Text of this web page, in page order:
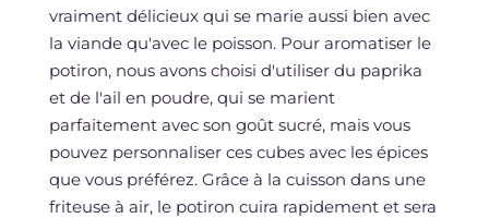
vraiment délicieux qui se marie aussi bien avec
la viande qu'avec le poisson. Pour aromatiser le
potiron, nous avons choisi d'utiliser du paprika
et de l'ail en poudre, qui se marient
parfaitement avec son goût sucré, mais vous
pouvez personnaliser ces cubes avec les épices
que vous préférez. Grâce à la cuisson dans une
friteuse à air, le potiron cuira rapidement et sera